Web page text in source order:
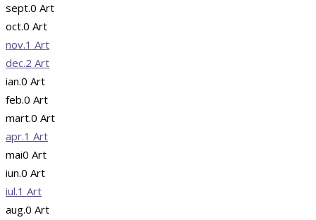
sept.0 Art
oct.0 Art
nov.1 Art
dec.2 Art
ian.0 Art
feb.0 Art
mart.0 Art
apr.1 Art
mai0 Art
iun.0 Art
iul.1 Art
aug.0 Art